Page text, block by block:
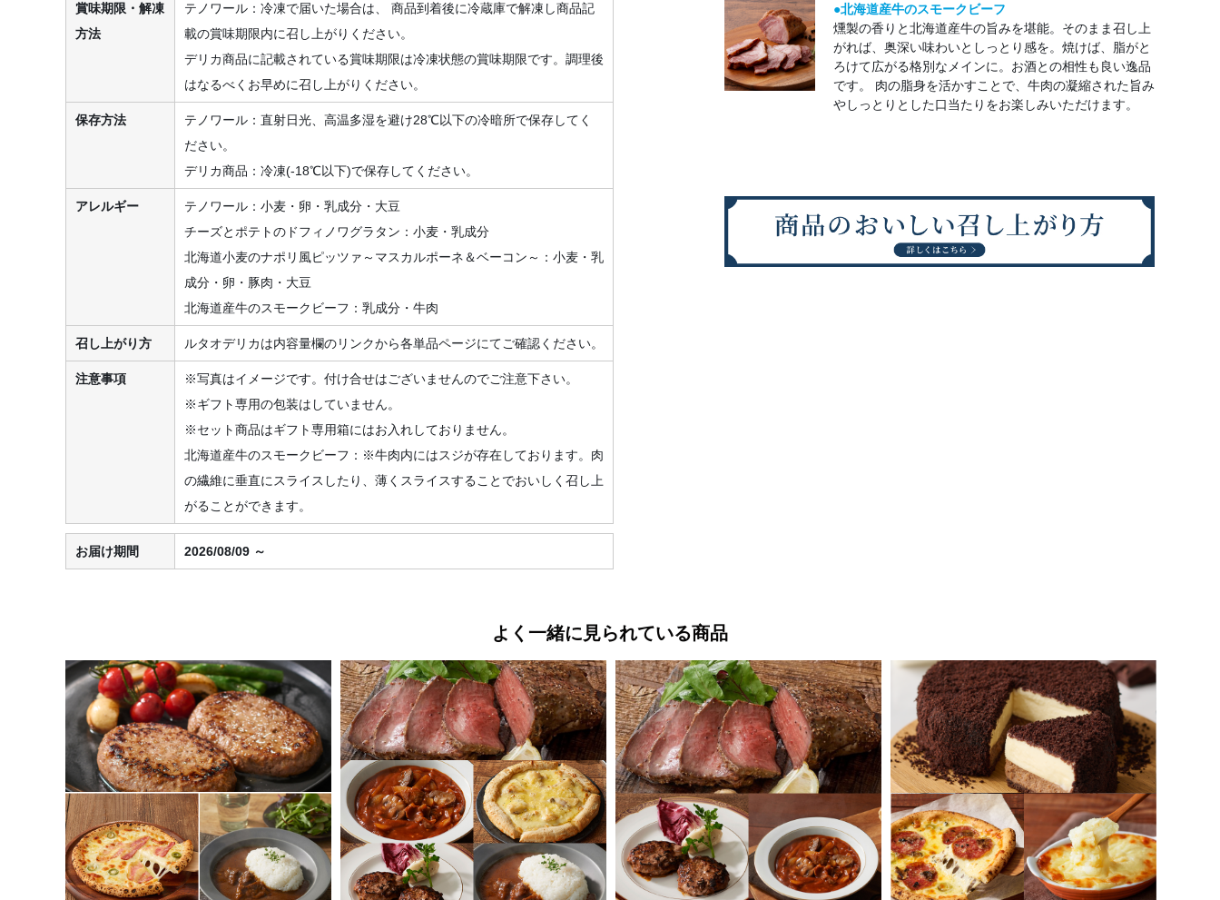
●北海道産牛のスモークビーフ
燻製の香りと北海道産牛の旨みを堪能。そのまま召し上
がれば、奥深い味わいとしっとり感を。焼けば、脂がと
ろけて広がる格別なメインに。お酒との相性も良い逸品
です。 肉の脂身を活かすことで、牛肉の凝縮された旨み
やしっとりとした口当たりをお楽しみいただけます。
賞味期限・解凍
方法
テノワール：冷凍で届いた場合は、 商品到着後に冷蔵庫で解凍し商品記
載の賞味期限内に召し上がりください。
デリカ商品に記載されている賞味期限は冷凍状態の賞味期限です。調理後
はなるべくお早めに召し上がりください。
保存方法
テノワール：直射日光、高温多湿を避け28℃以下の冷暗所で保存してく
ださい。
デリカ商品：冷凍(-18℃以下)で保存してください。
アレルギー
テノワール：小麦・卵・乳成分・大豆
チーズとポテトのドフィノワグラタン：小麦・乳成分
北海道小麦のナポリ風ピッツァ～マスカルポーネ＆ベーコン～：小麦・乳
成分・卵・豚肉・大豆
北海道産牛のスモークビーフ：乳成分・牛肉
召し上がり方 ルタオデリカは内容量欄のリンクから各単品ページにてご確認ください。
注意事項
※写真はイメージです。付け合せはございませんのでご注意下さい。
※ギフト専用の包装はしていません。
※セット商品はギフト専用箱にはお入れしておりません。
北海道産牛のスモークビーフ：※牛肉内にはスジが存在しております。肉
の繊維に垂直にスライスしたり、薄くスライスすることでおいしく召し上
がることができます。
お届け期間 2026/08/09 ～
よく一緒に見られている商品